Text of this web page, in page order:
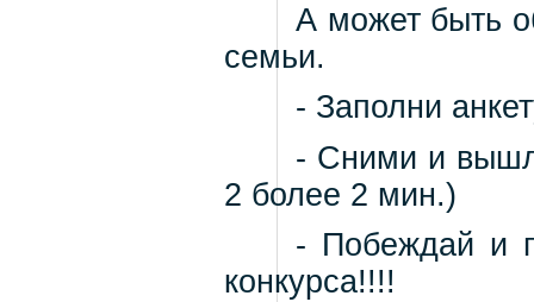
А может быть
семьи.
- Заполни
- Сними и
2 более 2 мин.)
- Побеждай и
конкурса!!!!